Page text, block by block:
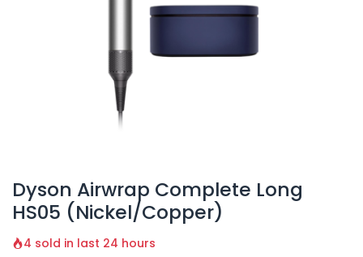
Dyson Airwrap Complete Long
HS05 (Nickel/Copper)
4 sold in last 24 hours